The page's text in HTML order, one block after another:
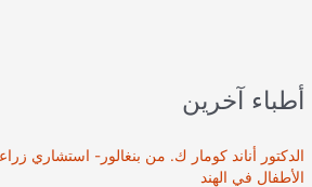
أطباء آخرين
الدكتور أناند كومار ك. من بنغالور- استشاري
الأطفال في الهند